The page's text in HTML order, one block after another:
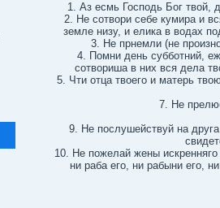
Аз есмь Господь Бог твой,
Не сотвори себе кумира и
земле низу, и елика в водах
Не прнемли (не
Помни день субботний,
сотвориша в них вся дела
Чти отца твоего и матерь
Не
Не послушействуй на
Не пожелай жены
ни раба его, ни рабыни его,